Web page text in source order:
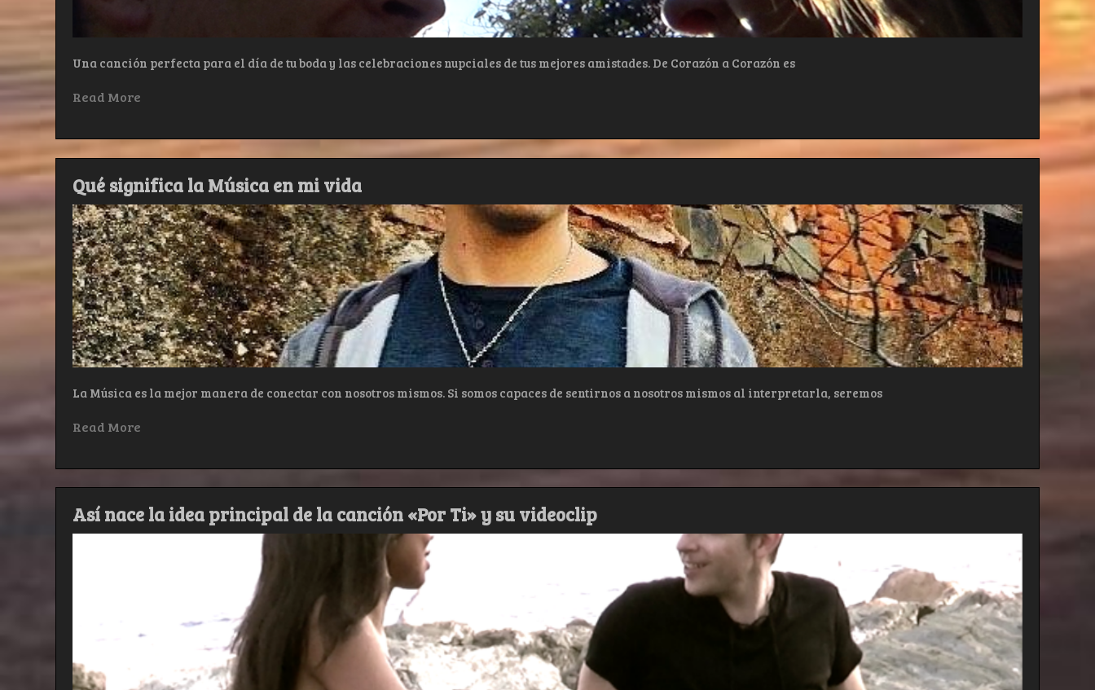
Una canción perfecta para el día de tu boda y las celebraciones nupciales de tus mejores amistades. De Corazón a Corazón es
Read More
Qué significa la Música en mi vida
La Música es la mejor manera de conectar con nosotros mismos. Si somos capaces de sentirnos a nosotros mismos al interpretarla, seremos
Read More
Así nace la idea principal de la canción «Por Ti» y su videoclip